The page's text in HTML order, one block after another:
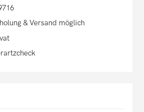
& Versand möglich